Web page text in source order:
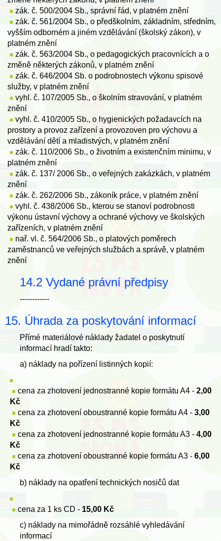
zák. č. 500/2004 Sb., správní řád, v platném znění
zák. č. 561/2004 Sb., o předškolním, základním, středním,
vyšším odborném a jiném vzdělávání (školský zákon), v
platném znění
zák. č. 563/2004 Sb., o pedagogických pracovnících a o
změně některých zákonů, v platném znění
zák. č. 646/2004 Sb. o podrobnostech výkonu spisové
služby, v platném znění
vyhl. č. 107/2005 Sb., o školním stravování, v platném
znění
vyhl. č. 410/2005 Sb., o hygienických požadavcích na
prostory a provoz zařízení a provozoven pro výchovu a
vzdělávání dětí a mladistvých, v platném znění
zák. č. 110/2006 Sb., o životním a existenčním minimu, v
platném znění
zák. č. 137/ 2006 Sb., o veřejných zakázkách, v platném
znění
zák. č. 262/2006 Sb., zákoník práce, v platném znění
vyhl. č. 438/2006 Sb., kterou se stanoví podrobnosti
výkonu ústavní výchovy a ochrané výchovy ve školských
zařízeních, v platném znění
nař. vl. č. 564/2006 Sb., o platových poměrech
zaměstnanců ve veřejných službách a správě, v platném
znění
14.2 Vydané právní předpisy
------------
15. Úhrada za poskytování informací
Přímé materiálové náklady žadatel o poskytnutí
informací hradí takto:
a) náklady na pořízení listinných kopií:
cena za zhotovení jednostranné kopie formátu A4 - 2,00
Kč
cena za zhotovení oboustranné kopie formátu A4 - 3,00
Kč
cena za zhotovení jednostranné kopie formátu A3 - 4,00
Kč
cena za zhotovení oboustranné kopie formátu A3 - 6,00
Kč
b) náklady na opatření technických nosičů dat
cena za 1 ks CD - 15,00 Kč
c) náklady na mimořádně rozsáhlé vyhledávání
informací